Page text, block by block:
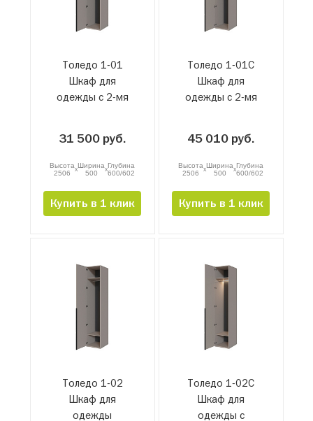
Толедо 1-01
Шкаф для
одежды с 2-мя
31 500 руб.
Высота
2506
xШирина
500
xГлубина
600/602
Купить в 1 клик
Толедо 1-01С
Шкаф для
одежды с 2-мя
45 010 руб.
Высота
2506
xШирина
500
xГлубина
600/602
Купить в 1 клик
Толедо 1-02
Шкаф для
одежды
Толедо 1-02С
Шкаф для
одежды с